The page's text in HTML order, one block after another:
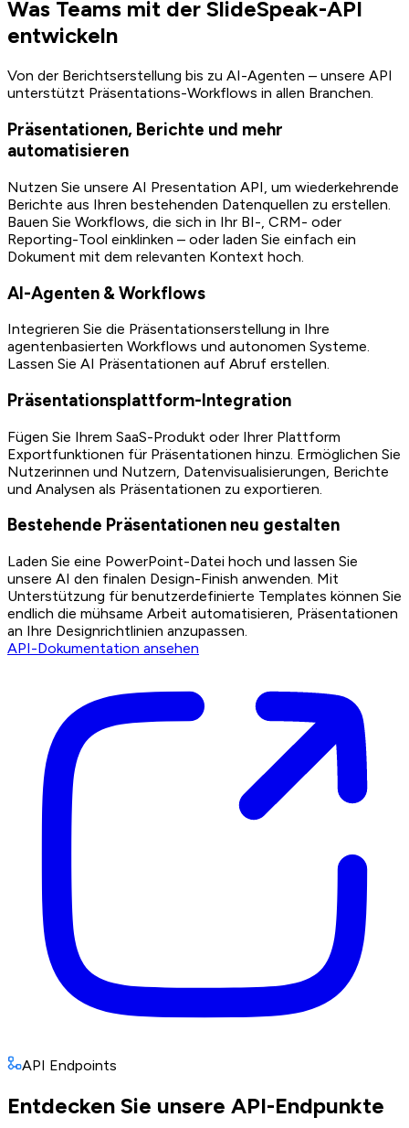
Was Teams mit der SlideSpeak-API
entwickeln
Von der Berichtserstellung bis zu AI-Agenten – unsere API
unterstützt Präsentations-Workflows in allen Branchen.
Präsentationen, Berichte und mehr
automatisieren
Nutzen Sie unsere AI Presentation API, um wiederkehrende
Berichte aus Ihren bestehenden Datenquellen zu erstellen.
Bauen Sie Workflows, die sich in Ihr BI-, CRM- oder
Reporting-Tool einklinken – oder laden Sie einfach ein
Dokument mit dem relevanten Kontext hoch.
AI-Agenten & Workflows
Integrieren Sie die Präsentationserstellung in Ihre
agentenbasierten Workflows und autonomen Systeme.
Lassen Sie AI Präsentationen auf Abruf erstellen.
Präsentationsplattform-Integration
Fügen Sie Ihrem SaaS-Produkt oder Ihrer Plattform
Exportfunktionen für Präsentationen hinzu. Ermöglichen Sie
Nutzerinnen und Nutzern, Datenvisualisierungen, Berichte
und Analysen als Präsentationen zu exportieren.
Bestehende Präsentationen neu gestalten
Laden Sie eine PowerPoint-Datei hoch und lassen Sie
unsere AI den finalen Design-Finish anwenden. Mit
Unterstützung für benutzerdefinierte Templates können Sie
endlich die mühsame Arbeit automatisieren, Präsentationen
an Ihre Designrichtlinien anzupassen.
API-Dokumentation ansehen
API Endpoints
Entdecken Sie unsere API-Endpunkte